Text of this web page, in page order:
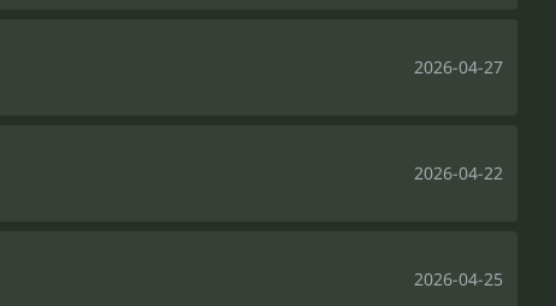
2026-04-27
2026-04-22
2026-04-25